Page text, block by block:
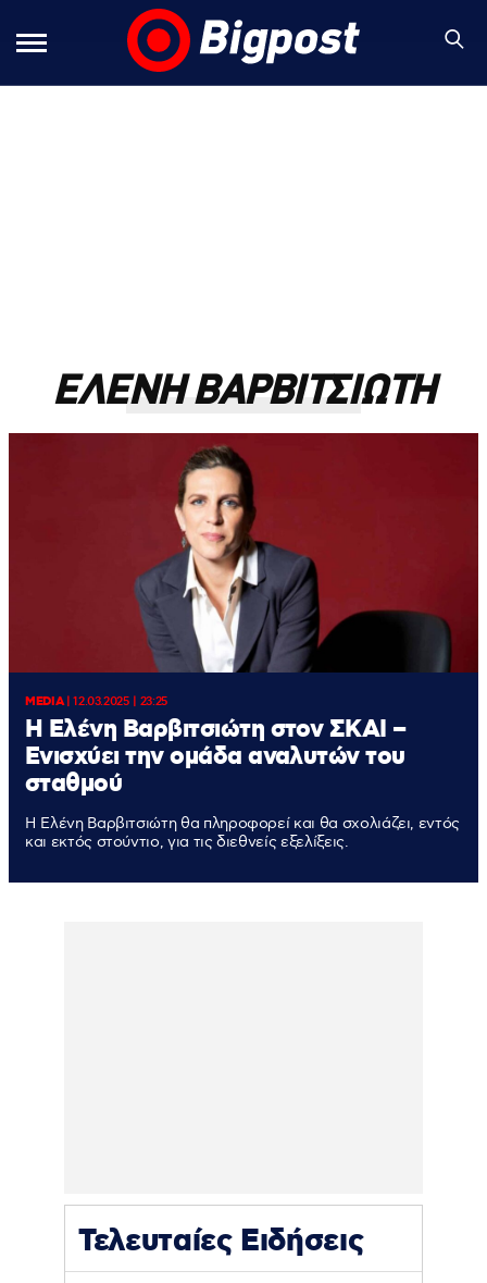
ΕΛΕΝΗ ΒΑΡΒΙΤΣΙΩΤΗ
MEDIA|12.03.2025 | 23:25
H Ελένη Βαρβιτσιώτη στον ΣΚΑΙ –
Ενισχύει την ομάδα αναλυτών του
σταθμού
Η Ελένη Βαρβιτσιώτη θα πληροφορεί και θα σχολιάζει, εντός
και εκτός στούντιο, για τις διεθνείς εξελίξεις.
Τελευταίες Ειδήσεις